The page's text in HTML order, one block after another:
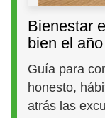
Bienestar
bien el año
Guía para
honesto,
atrás las